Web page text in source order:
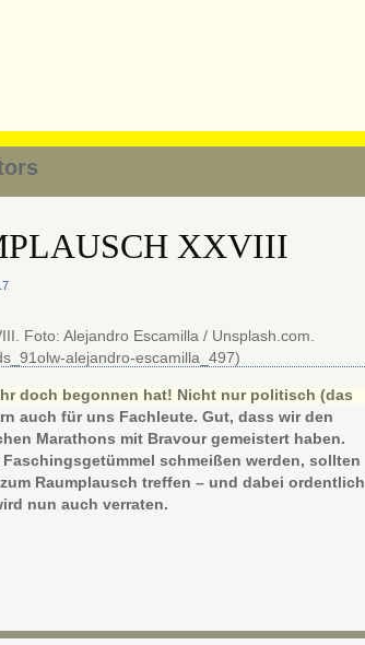
XXVIII
doch begonnen hat! Nicht nur politisch (das
auch für uns Fachleute. Gut, dass wir den
Marathons mit Bravour gemeistert haben.
schmeißen werden, sollten
Raumplausch treffen – und dabei ordentlich
nun auch verraten.